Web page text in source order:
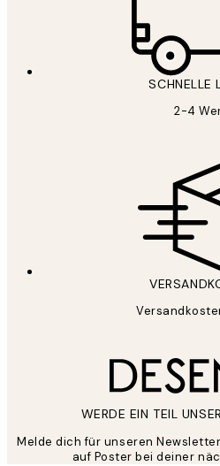
SCHNELLE
2-4
WERDE EIN TEIL
Melde dich für unseren
auf Poster bei deiner